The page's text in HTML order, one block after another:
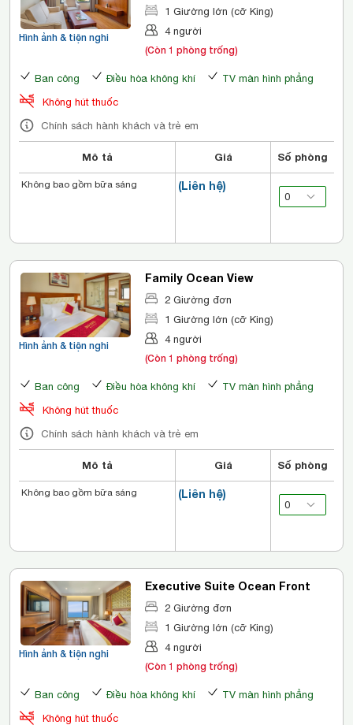
Hình ảnh & tiện nghi
1 Giường lớn (cỡ King)
4 người
(Còn 1 phòng trống)
Ban công Điều hòa không khí
TV màn hình phẳng
Không hút thuốc
Chính sách hành khách và trẻ em
Mô tả Giá Số phòng
(Liên hệ)
Không bao gồm bữa sáng
Hình ảnh & tiện nghi
Family Ocean View
2 Giường đơn
1 Giường lớn (cỡ King)
4 người
(Còn 1 phòng trống)
Ban công Điều hòa không khí
TV màn hình phẳng
Không hút thuốc
Chính sách hành khách và trẻ em
Mô tả Giá Số phòng
(Liên hệ)
Không bao gồm bữa sáng
Hình ảnh & tiện nghi
Executive Suite Ocean Front
2 Giường đơn
1 Giường lớn (cỡ King)
4 người
(Còn 1 phòng trống)
Ban công Điều hòa không khí
TV màn hình phẳng
Không hút thuốc